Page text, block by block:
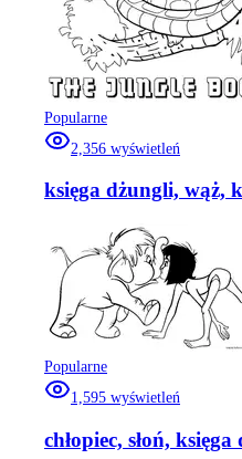
Popularne
2,356 wyświetleń
księga dżungli, wąż,
Popularne
1,595 wyświetleń
chłopiec, słoń,